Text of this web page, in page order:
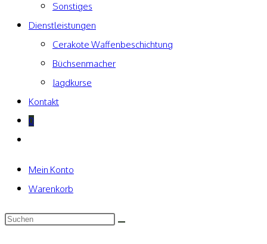
Sonstiges
Dienstleistungen
Cerakote Waffenbeschichtung
Büchsenmacher
Jagdkurse
Kontakt
0
umschalten
Mein Konto
Warenkorb